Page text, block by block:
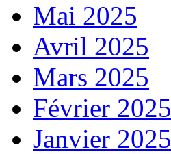
Mai 2025
Avril 2025
Mars 2025
Février 2025
Janvier 2025